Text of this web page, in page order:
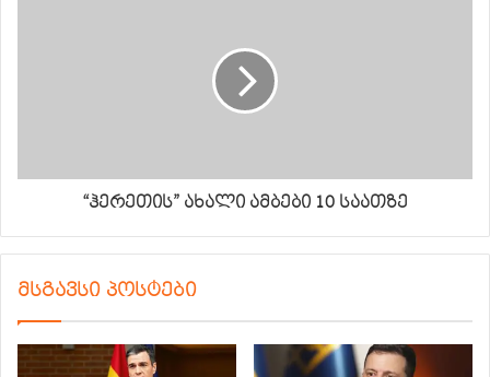
“ჰერეთის” ახალი ამბები 10 საათზე
მსგავსი პოსტები